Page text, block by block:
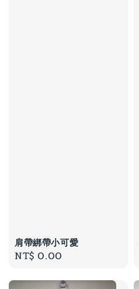
肩帶綁帶小可愛
Regular
NT$ 0.00